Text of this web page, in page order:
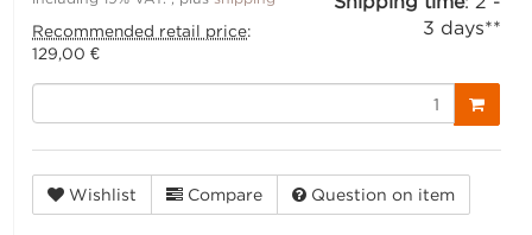
Recommended retail price:
129,00 €
3 days**
Wishlist Compare Question on item